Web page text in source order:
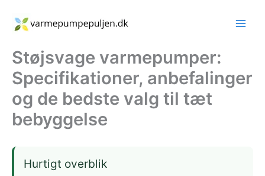
indholdet
Støjsvage varmepumper:
Specifikationer, anbefalinger
og de bedste valg til tæt
bebyggelse
Hurtigt overblik